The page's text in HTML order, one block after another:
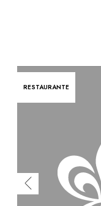
RESTAURANTE